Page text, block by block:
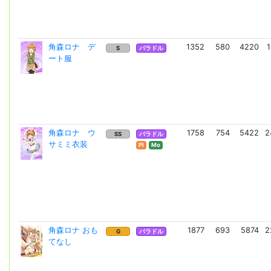
角森ロナ デ
ート服
S バラドル 1352 580 4220
角森ロナ ウ
サミミ衣装
SS
バラドル
Pl
Mo
1758 754 5422
角森ロナ おも
てなし
G バラドル 1877 693 5874